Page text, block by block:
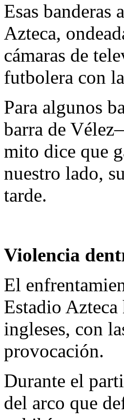
Esas banderas
Azteca,
cámaras de
futbolera con
Para algunos
barra de
mito dice que
nuestro lado,
tarde.
Violencia
El
Estadio Azteca
ingleses, con
provocación.
Durante el
del arco que